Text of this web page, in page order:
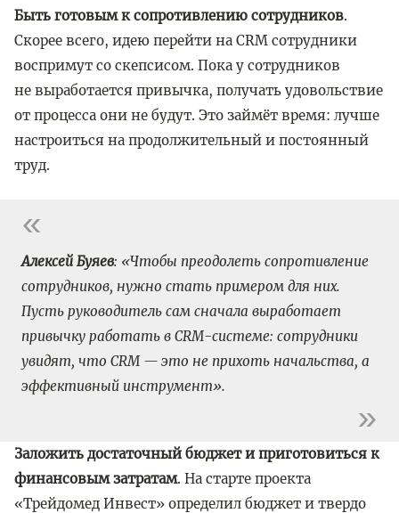
Быть готовым к сопротивлению сотрудников.
Скорее всего, идею перейти на CRM сотрудники
воспримут со скепсисом. Пока у сотрудников
не выработается привычка, получать удовольствие
от процесса они не будут. Это займёт время: лучше
настроиться на продолжительный и постоянный
труд.
Алексей Буяев: «Чтобы преодолеть сопротивление
сотрудников, нужно стать примером для них.
Пусть руководитель сам сначала выработает
привычку работать в CRM-системе: сотрудники
увидят, что CRM — это не прихоть начальства, а
эффективный инструмент».
Заложить достаточный бюджет и приготовиться к
финансовым затратам. На старте проекта
«Трейдомед Инвест» определил бюджет и твердо